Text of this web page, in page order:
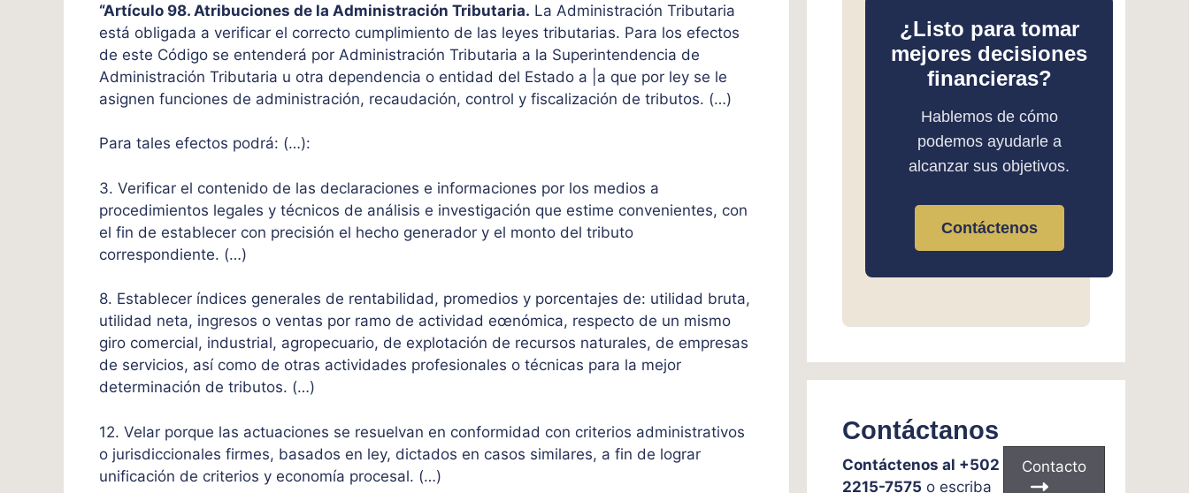
“Artículo 98. Atribuciones de la Administración Tributaria. La Administración Tributaria
está obligada a verificar el correcto cumplimiento de las leyes tributarias. Para los efectos
de este Código se entenderá por Administración Tributaria a la Superintendencia de
Administración Tributaria u otra dependencia o entidad del Estado a |a que por ley se le
asignen funciones de administración, recaudación, control y fiscalización de tributos. (…)
Para tales efectos podrá: (…):
3. Verificar el contenido de las declaraciones e informaciones por los medios a
procedimientos legales y técnicos de análisis e investigación que estime convenientes, con
el fin de establecer con precisión el hecho generador y el monto del tributo
correspondiente. (…)
8. Establecer índices generales de rentabilidad, promedios y porcentajes de: utilidad bruta,
utilidad neta, ingresos o ventas por ramo de actividad eœnómica, respecto de un mismo
giro comercial, industrial, agropecuario, de explotación de recursos naturales, de empresas
de servicios, así como de otras actividades profesionales o técnicas para la mejor
determinación de tributos. (…)
12. Velar porque las actuaciones se resuelvan en conformidad con criterios administrativos
o jurisdiccionales firmes, basados en ley, dictados en casos similares, a fin de lograr
unificación de criterios y economía procesal. (…)
¿Listo para tomar
mejores decisiones
financieras?
Hablemos de cómo
podemos ayudarle a
alcanzar sus objetivos.
Contáctenos
Contáctanos
Contáctenos al +502
2215-7575 o escriba
Contacto